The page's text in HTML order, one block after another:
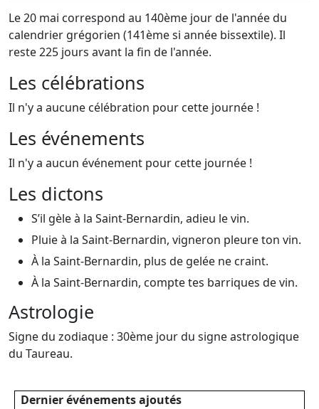
Le 20 mai correspond au 140ème jour de l'année du
calendrier grégorien (141ème si année bissextile). Il
reste 225 jours avant la fin de l'année.
Les célébrations
Il n'y a aucune célébration pour cette journée !
Les événements
Il n'y a aucun événement pour cette journée !
Les dictons
S’il gèle à la Saint-Bernardin, adieu le vin.
Pluie à la Saint-Bernardin, vigneron pleure ton vin.
À la Saint-Bernardin, plus de gelée ne craint.
À la Saint-Bernardin, compte tes barriques de vin.
Astrologie
Signe du zodiaque : 30ème jour du signe astrologique
du Taureau.
Dernier événements ajoutés